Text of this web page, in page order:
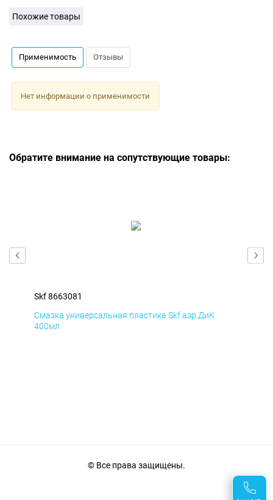
Похожие товары
Применимость Отзывы
Нет информации о применимости
Обратите внимание на сопутствующие товары:
Skf 8663081
Смазка универсальная пластика Skf аэр ДиК
400мл
© Все права защищены.